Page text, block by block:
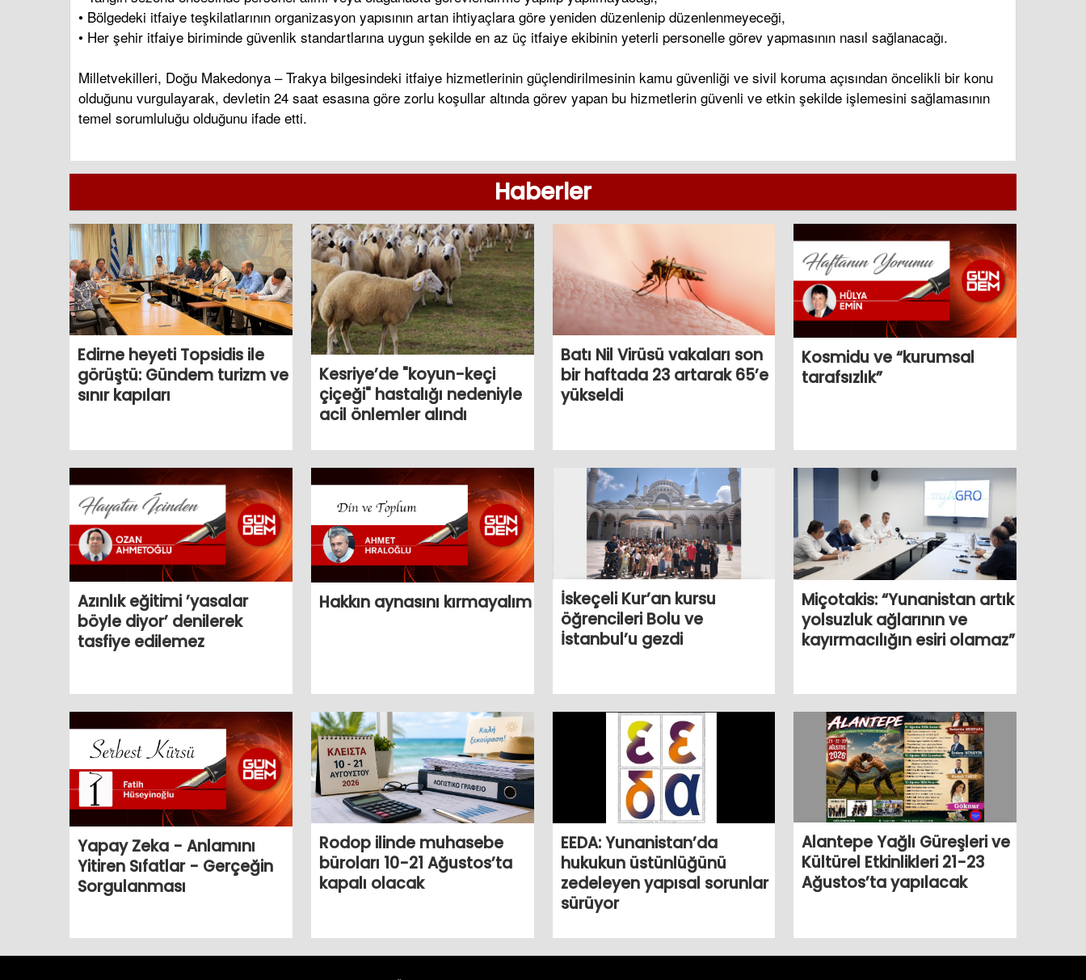
• Bölgedeki itfaiye teşkilatlarının organizasyon yapısının artan ihtiyaçlara göre yeniden düzenlenip düzenlenmeyeceği,
• Her şehir itfaiye biriminde güvenlik standartlarına uygun şekilde en az üç itfaiye ekibinin yeterli personelle görev yapmasının nasıl sağlanacağı.
Milletvekilleri, Doğu Makedonya – Trakya bilgesindeki itfaiye hizmetlerinin güçlendirilmesinin kamu güvenliği ve sivil koruma açısından öncelikli bir konu
olduğunu vurgulayarak, devletin 24 saat esasına göre zorlu koşullar altında görev yapan bu hizmetlerin güvenli ve etkin şekilde işlemesini sağlamasının
temel sorumluluğu olduğunu ifade etti.
Haberler
Edirne heyeti Topsidis ile
görüştü: Gündem turizm ve
sınır kapıları
Kesriye’de "koyun-keçi
çiçeği" hastalığı nedeniyle
acil önlemler alındı
Batı Nil Virüsü vakaları son
bir haftada 23 artarak 65’e
yükseldi
Kosmidu ve “kurumsal
tarafsızlık”
Azınlık eğitimi ’yasalar
böyle diyor’ denilerek
tasfiye edilemez
Hakkın aynasını kırmayalım
İskeçeli Kur’an kursu
öğrencileri Bolu ve
İstanbul’u gezdi
Miçotakis: “Yunanistan artık
yolsuzluk ağlarının ve
kayırmacılığın esiri olamaz”
Yapay Zeka - Anlamını
Yitiren Sıfatlar - Gerçeğin
Sorgulanması
Rodop ilinde muhasebe
büroları 10-21 Ağustos’ta
kapalı olacak
EEDA: Yunanistan’da
hukukun üstünlüğünü
zedeleyen yapısal sorunlar
sürüyor
Alantepe Yağlı Güreşleri ve
Kültürel Etkinlikleri 21-23
Ağustos’ta yapılacak